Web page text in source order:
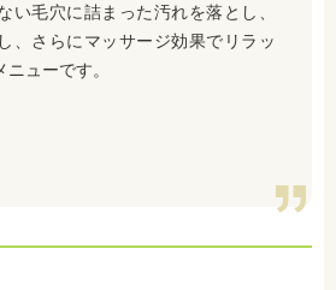
い毛穴に詰まった汚れを落とし、
、さらにマッサージ効果でリラッ
ューです。